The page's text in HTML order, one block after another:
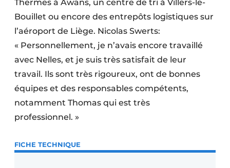
Thermes à Awans, un centre de tri à Villers-le-
Bouillet ou encore des entrepôts logistiques sur
l’aéroport de Liège. Nicolas Swerts:
« Personnellement, je n’avais encore travaillé
avec Nelles, et je suis très satisfait de leur
travail. Ils sont très rigoureux, ont de bonnes
équipes et des responsables compétents,
notamment Thomas qui est très
professionnel. »
FICHE TECHNIQUE